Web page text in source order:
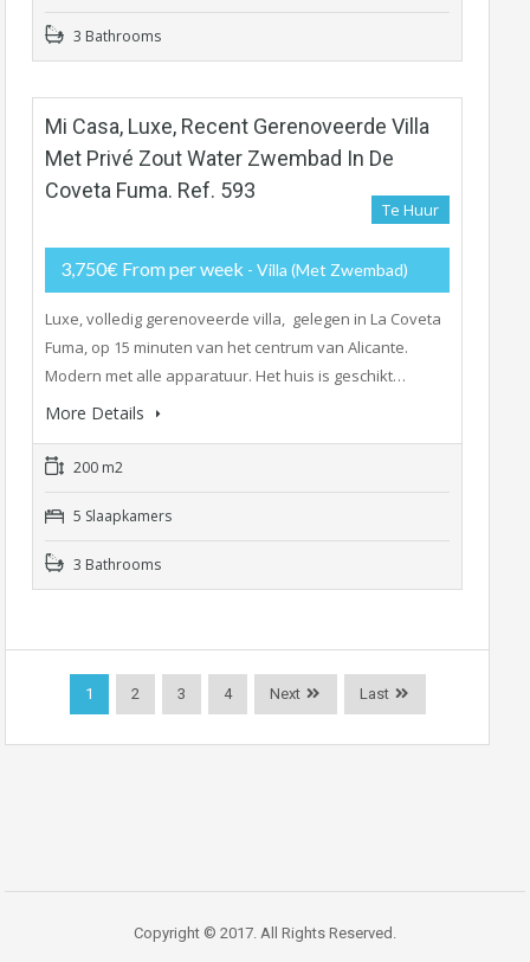
3 Bathrooms
Mi Casa, Luxe, Recent Gerenoveerde Villa
Met Privé Zout Water Zwembad In De
Coveta Fuma. Ref. 593
Te Huur
3,750€ From per week - Villa (met Zwembad)
Luxe, volledig gerenoveerde villa, gelegen in La Coveta
Fuma, op 15 minuten van het centrum van Alicante.
Modern met alle apparatuur. Het huis is geschikt…
More Details
200 m2
5 Slaapkamers
3 Bathrooms
1 2 3 4 Next Last
Copyright © 2017. All Rights Reserved.